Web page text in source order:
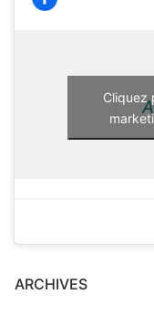
Cliquez
ARCHIVES